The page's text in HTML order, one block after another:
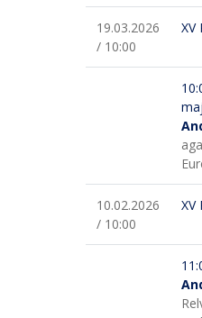
19.03.2026
/ 10:00
XV
10.02.2026
/ 10:00
XV